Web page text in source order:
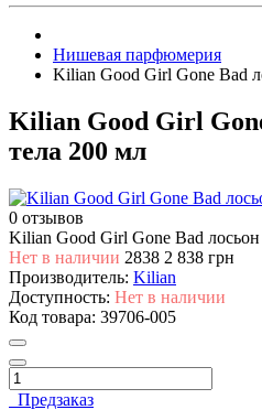
Нишевая парфюмерия
Kilian Good Girl Gone Bad
Kilian Good Girl
тела 200 мл
0 отзывов
Kilian Good Girl Gone Bad лосьон
Нет в наличии 2838 2 838 грн
Производитель: Kilian
Доступность: Нет в наличии
Код товара: 39706-005
Предзаказ